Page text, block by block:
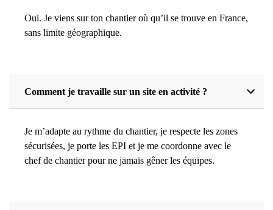
Oui. Je viens sur ton chantier où qu’il se trouve en France,
sans limite géographique.
Comment je travaille sur un site en activité ?
Je m’adapte au rythme du chantier, je respecte les zones
sécurisées, je porte les EPI et je me coordonne avec le
chef de chantier pour ne jamais gêner les équipes.